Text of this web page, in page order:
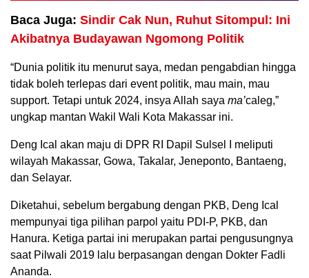
Baca Juga: Sindir Cak Nun, Ruhut Sitompul: Ini
Akibatnya Budayawan Ngomong Politik
“Dunia politik itu menurut saya, medan pengabdian hingga
tidak boleh terlepas dari event politik, mau main, mau
support. Tetapi untuk 2024, insya Allah saya ma’caleg,”
ungkap mantan Wakil Wali Kota Makassar ini.
Deng Ical akan maju di DPR RI Dapil Sulsel I meliputi
wilayah Makassar, Gowa, Takalar, Jeneponto, Bantaeng,
dan Selayar.
Diketahui, sebelum bergabung dengan PKB, Deng Ical
mempunyai tiga pilihan parpol yaitu PDI-P, PKB, dan
Hanura. Ketiga partai ini merupakan partai pengusungnya
saat Pilwali 2019 lalu berpasangan dengan Dokter Fadli
Ananda.